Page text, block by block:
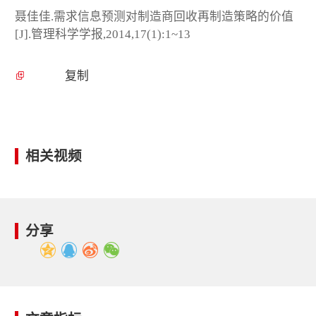
聂佳佳.需求信息预测对制造商回收再制造策略的价值
[J].管理科学学报,2014,17(1):1~13
复制
相关视频
分享